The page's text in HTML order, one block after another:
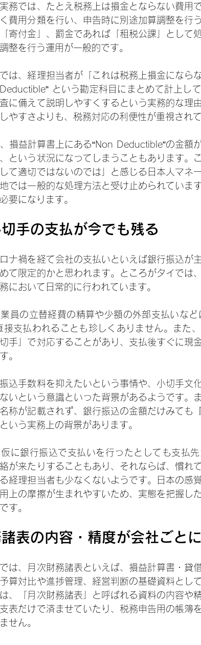
務では、たとえ税務上は損金とならない費用
費用分類を行い、申告時に別途加算調整を行
寄付金」、罰金であれば「租税公課」として
整を行う運用が一般的です。
は、経理担当者が「これは税務上損金になら
という勘定科目にまとめて計上し
に備えて説明しやすくするという実務的な理
やすさよりも、税務対応の利便性が重視され
損益計算書上にある“Non Deductible”の金額
という状況になってしまうこともあります。
て適切ではないのでは」と感じる日本人マネ
では一般的な処理方法と受け止められていま
要になります。
手の支払が今でも残る
ナ禍を経て会社の支払いといえば銀行振込が
て限定的かと思われます。ところがタイでは
において日常的に行われています。
員の立替経費の精算や少額の外部支払いなど
接支払われることも珍しくありません。また
手」で対応することがあり、支払後すぐに現
。
込手数料を抑えたいという事情や、小切手文
いという意識といった背景があるようです。
称が記載されず、銀行振込の金額だけみても
いう実務上の背景があります。
に銀行振込で支払いを行ったとしても支払
が来たりすることもあり、それならば、慣れ
経理担当者も少なくないようです。日本の感
上の摩擦が生まれやすいため、実態を把握し
す。
表の内容・精度が会社ごと
は、月次財務諸表といえば、損益計算書・貸
算対比や進捗管理、経営判断の基礎資料とし
、「月次財務諸表」と呼ばれる資料の内容や
表だけで済ませていたり、税務申告用の帳簿
せん。